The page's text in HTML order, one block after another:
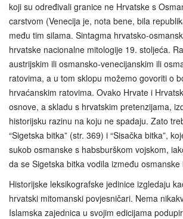
koji su određivali granice ne Hrvatske s
carstvom (Venecija je, nota bene, bila
među tim silama. Sintagma hrvatsko-
hrvatske nacionalne mitologije 19. stoljeća.
austrijskim ili osmansko‑venecijanskim ili
ratovima, a u tom sklopu možemo govoriti o
hrvaćanskim ratovima. Ovako Hrvate i
osnove, a skladu s hrvatskim pretenzijama,
historijsku razinu na koju ne spadaju. Zato
“Sigetska bitka” (str. 369) i “Sisačka bitka”,
sukob osmanske s habsburškom vojskom,
da se Sigetska bitka vodila između
Historijske leksikografske jedinice izgledaju
hrvatski mitomanski povjesničari. Nema
Islamska zajednica u svojim edicijama